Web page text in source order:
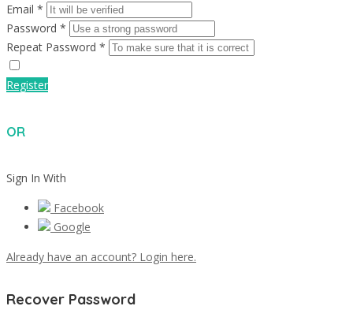
Email *
Password *
Repeat Password *
Register
OR
Sign In With
Facebook
Google
Already have an account? Login here.
Recover Password